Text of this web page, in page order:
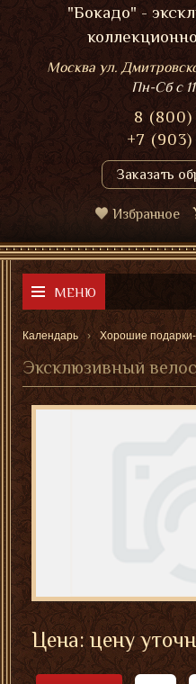
"Бокадо" -
Москва ул.
Пн-Сбс
8 (800)
+7
Заказать
Избранное
МЕНЮ
Календарь Хорошие
Эксклюзивный
Цена: цену